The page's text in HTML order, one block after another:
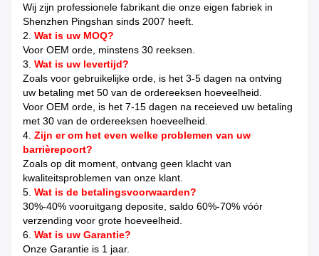
Wij zijn professionele fabrikant die onze eigen fabriek in
Shenzhen Pingshan sinds 2007 heeft.
2. Wat is uw MOQ?
Voor OEM orde, minstens 30 reeksen.
3. Wat is uw levertijd?
Zoals voor gebruikelijke orde, is het 3-5 dagen na ontving
uw betaling met 50 van de ordereeksen hoeveelheid.
Voor OEM orde, is het 7-15 dagen na receieved uw betaling
met 30 van de ordereeksen hoeveelheid.
4. Zijn er om het even welke problemen van uw
barrièrepoort?
Zoals op dit moment, ontvang geen klacht van
kwaliteitsproblemen van onze klant.
5. Wat is de betalingsvoorwaarden?
30%-40% vooruitgang deposite, saldo 60%-70% vóór
verzending voor grote hoeveelheid.
6. Wat is uw Garantie?
Onze Garantie is 1 jaar.